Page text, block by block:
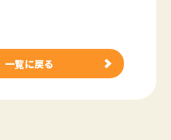
一覧に戻る